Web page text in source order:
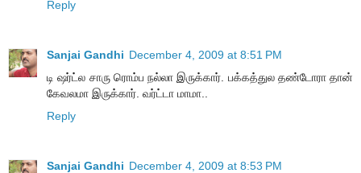
Reply
Sanjai Gandhi December 4, 2009 at 8:51 PM
டி ஷர்ட்ல சாரு ரொம்ப நல்லா இருக்கார். பக்கத்துல தண்டோரா தான்
கேவலமா இருக்கார். வர்ட்டா மாமா..
Reply
Sanjai Gandhi December 4, 2009 at 8:53 PM